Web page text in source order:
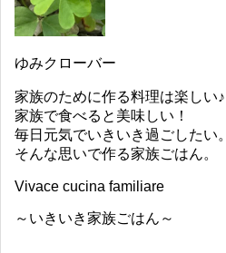
ゆみクローバー
家族のために作る料理は楽しい♪
家族で食べると美味しい！
毎日元気でいきいき過ごしたい。
そんな思いで作る家族ごはん。
Vivace cucina familiare
～いきいき家族ごはん～